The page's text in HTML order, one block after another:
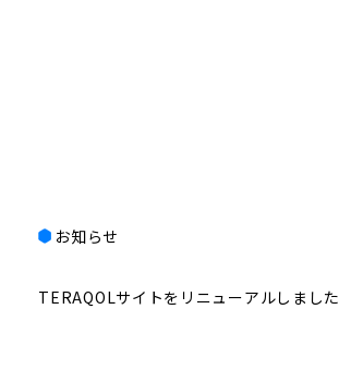
お知らせ
TERAQOLサイトをリニューアルしました